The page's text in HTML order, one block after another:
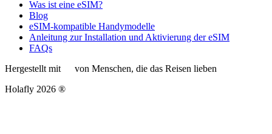
Was ist eine eSIM?
Blog
eSIM-kompatible Handymodelle
Anleitung zur Installation und Aktivierung der eSIM
FAQs
Hergestellt mit
von Menschen, die das Reisen lieben
Holafly 2026 ®